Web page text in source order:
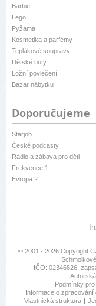
Barbie
Lego
Pyžama
Kosmetika a parfémy
Teplákové soupravy
Dětské boty
Ložní povlečení
Bazar nábytku
Doporučujeme
Starjob
České podcasty
Rádio a zábava pro děti
Frekvence 1
Evropa 2
© 2001 - 2026 Copyright
IČO: 02346826,
Podmínky
Informace o zpracování
Vlastnická struktura